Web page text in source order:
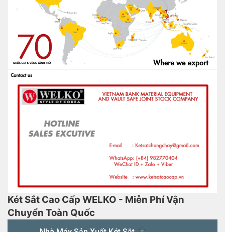
Két Sắt Cao Cấp WELKO - Miễn Phí Vận
Chuyển Toàn Quốc